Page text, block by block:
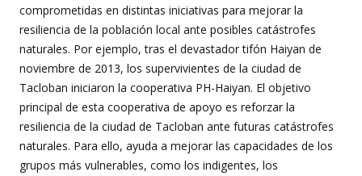
comprometidas en distintas iniciativas para mejorar la
resiliencia de la población local ante posibles catástrofes
naturales. Por ejemplo, tras el devastador tifón Haiyan de
noviembre de 2013, los supervivientes de la ciudad de
Tacloban iniciaron la cooperativa PH-Haiyan. El objetivo
principal de esta cooperativa de apoyo es reforzar la
resiliencia de la ciudad de Tacloban ante futuras catástrofes
naturales. Para ello, ayuda a mejorar las capacidades de los
grupos más vulnerables, como los indigentes, los